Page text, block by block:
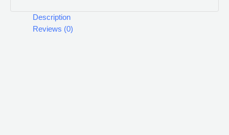
Description
Reviews (0)